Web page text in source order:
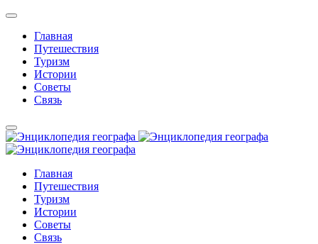
Главная
Путешествия
Туризм
Истории
Советы
Связь
Главная
Путешествия
Туризм
Истории
Советы
Связь